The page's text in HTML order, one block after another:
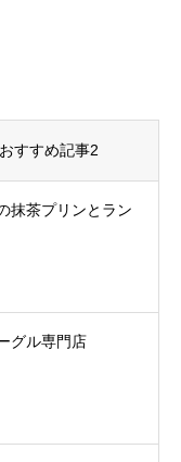
おすすめ記事2
抹茶プリンとラン
グル専門店